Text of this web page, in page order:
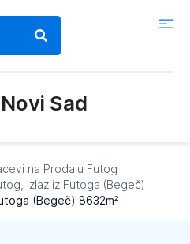
Sad
na Prodaju Futog
Izlaz iz Futoga (Begeč)
(Begeč) 8632m²